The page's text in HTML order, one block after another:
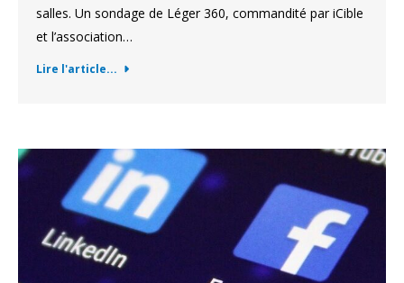
salles. Un sondage de Léger 360, commandité par iCible
et l’association…
Lire l'article...